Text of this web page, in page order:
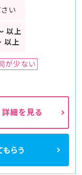
い
以上
以上
が少ない
詳細を見る
らう